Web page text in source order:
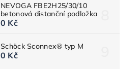
NEVOGA FBE2H25/30/10
betonová distanční podložka
0 Kč
Schöck Sconnex® typ M
0 Kč